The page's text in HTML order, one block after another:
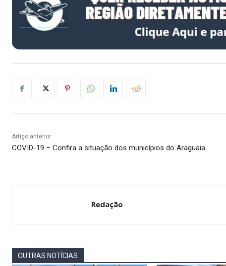
Artigo anterior
COVID-19 – Confira a situação dos municípios do Araguaia
Redação
OUTRAS NOTÍCIAS